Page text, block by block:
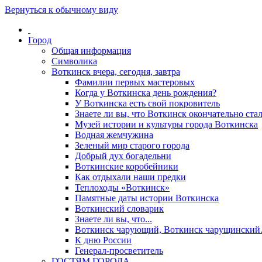
Вернуться к обычному виду
Город
Общая информация
Символика
Воткинск вчера, сегодня, завтра
Фамилии первых мастеровых
Когда у Воткинска день рождения?
У Воткинска есть свой покровитель
Знаете ли вы, что Воткинск окончательно
Музей истории и культуры города Воткинска
Водная жемчужина
Зеленый мир старого города
Добрый дух богадельни
Воткинские коробейники
Как отдыхали наши предки
Теплоходы «Воткинск»
Памятные даты истории Воткинска
Воткинский словарик
Знаете ли вы, что...
Воткинск чарующий, Воткинск
К дню России
Генерал-просветитель